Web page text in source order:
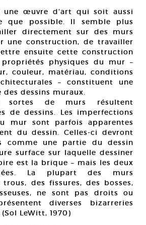
une œuvre d’art qui soit aussi
que possible. Il semble plus
directement sur des murs
une construction, de travailler
ensuite cette construction
physiques du mur –
couleur, matériau, conditions
– constituent une
des dessins muraux.
sortes de murs résultent
de dessins. Les imperfections
mur sont parfois apparentes
du dessin. Celles-ci devront
comme une partie du dessin
surface sur laquelle dessiner
est la brique – mais les deux
La plupart des murs
des fissures, des bosses,
ne sont pas droits ou
diverses bizarreries
LeWitt, 1970)